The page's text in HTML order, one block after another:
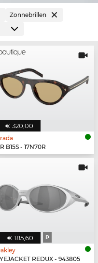
Zonnebrillen
€ 320,00
B15S - 17N70R
€ 185,60 P
REDUX - 943805